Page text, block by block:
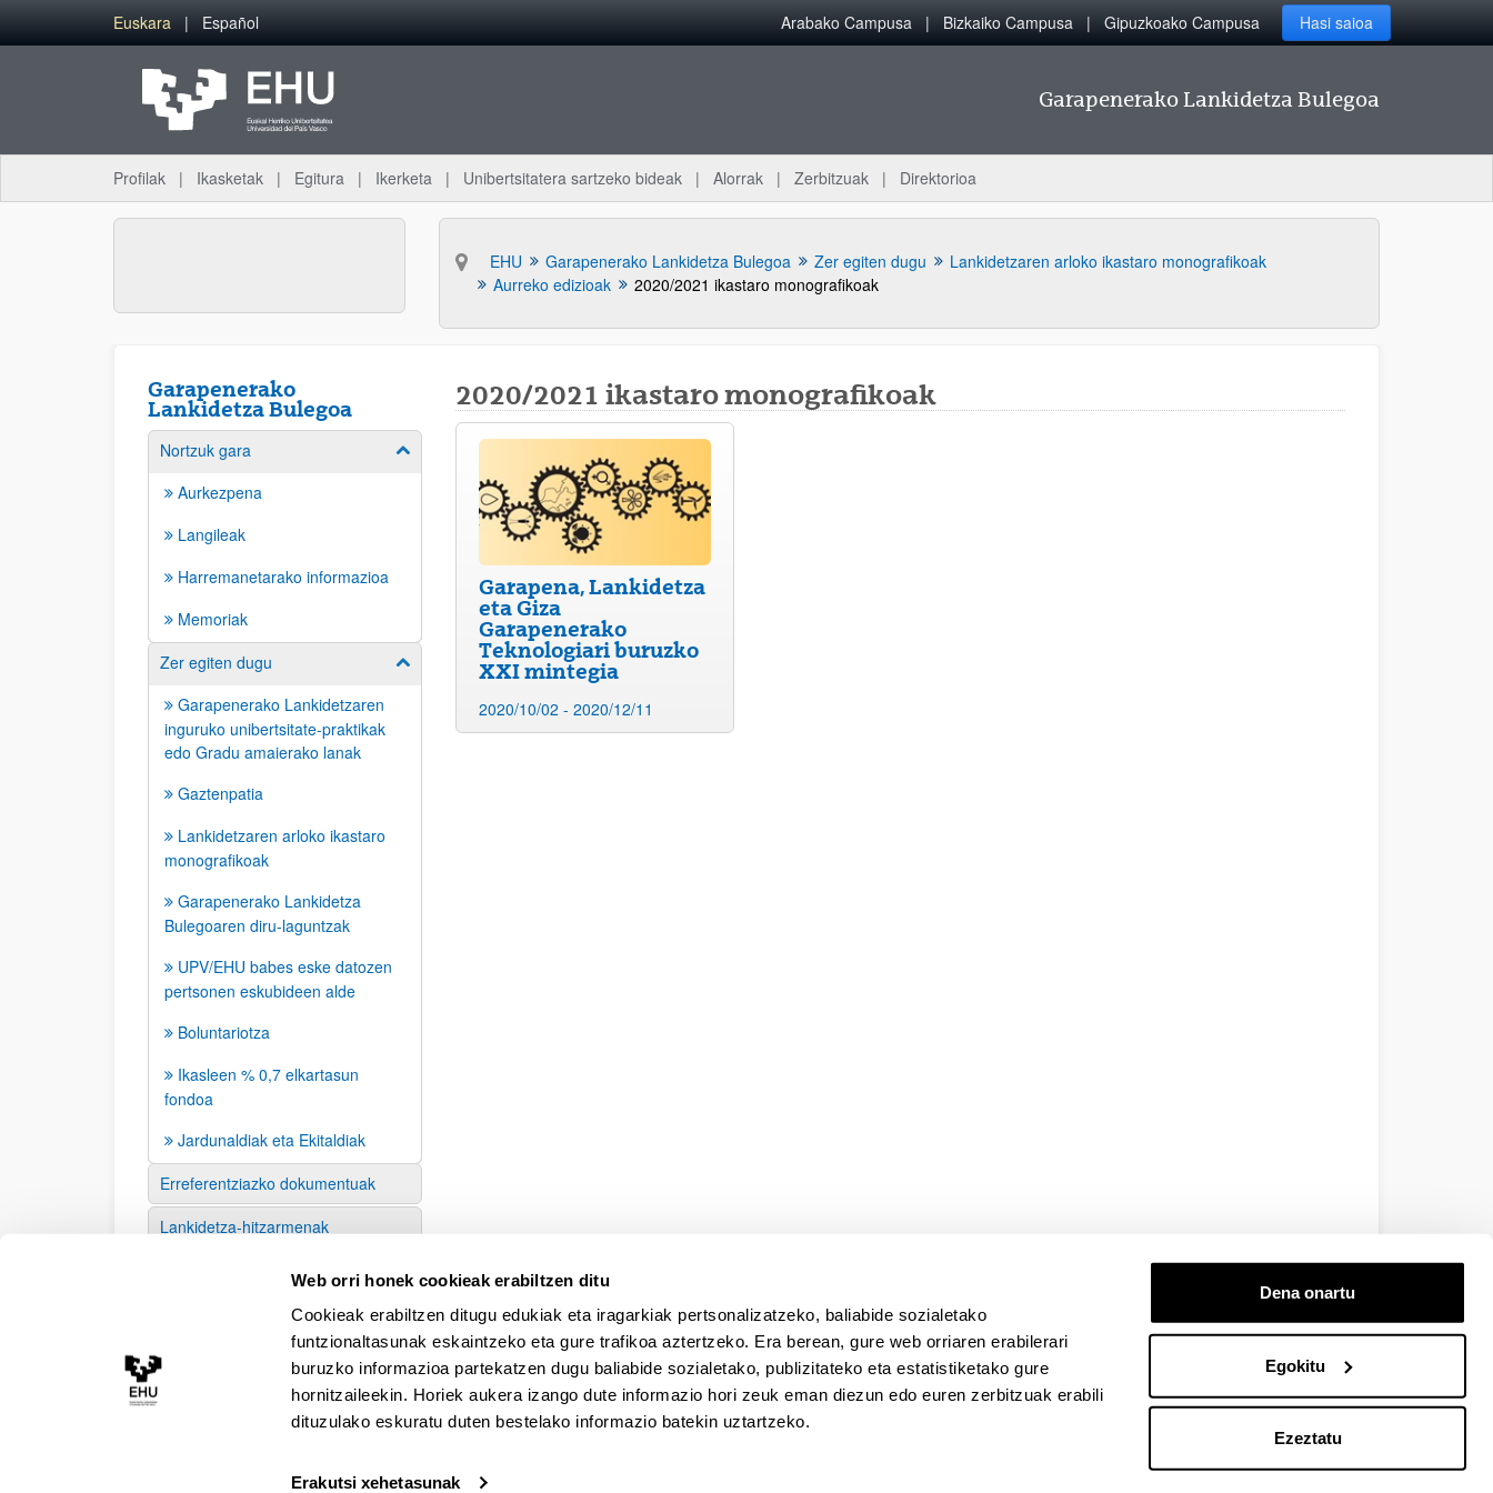
Web orri honek cookieak erabiltzen ditu
Cookieak erabiltzen ditugu edukiak eta iragarkiak pertsonalizatzeko, baliabide sozialetako
funtzionaltasunak eskaintzeko eta gure trafikoa aztertzeko. Era berean, gure web orriaren erabilerari
buruzko informazioa partekatzen dugu baliabide sozialetako, publizitateko eta estatistiketako gure
hornitzaileekin. Horiek aukera izango dute informazio hori zeuk eman diezun edo euren zerbitzuak erabili
dituzulako eskuratu duten bestelako informazio batekin uztartzeko.
Erakutsi xehetasunak
Dena onartu
Egokitu
Ezeztatu
Eduki nagusira joan
Euskara Español Arabako Campusa Bizkaiko Campusa Gipuzkoako Campusa Hasi saioa
Garapenerako Lankidetza Bulegoa
Profilak Ikasketak Egitura Ikerketa Unibertsitatera sartzeko bideak Alorrak Zerbitzuak Direktorioa
EHU Garapenerako Lankidetza Bulegoa Zer egiten dugu
Lankidetzaren arloko ikastaro monografikoak
Aurreko edizioak
2020/2021 ikastaro monografikoak
Garapenerako
Lankidetza Bulegoa
Nortzuk gara Erakutsi/izkutatu azpiorriak
Aurkezpena
Langileak
Harremanetarako informazioa
Memoriak
Zer egiten dugu
Erakutsi/izkutatu azpiorriak
Garapenerako Lankidetzaren
inguruko unibertsitate-praktikak
edo Gradu amaierako lanak
Gaztenpatia
Lankidetzaren arloko ikastaro
monografikoak
Garapenerako Lankidetza
Bulegoaren diru-laguntzak
UPV/EHU babes eske datozen
pertsonen eskubideen alde
Boluntariotza
Ikasleen % 0,7 elkartasun
fondoa
Jardunaldiak eta Ekitaldiak
Erreferentziazko dokumentuak
Lankidetza-hitzarmenak
2020/2021 ikastaro monografikoak
Garapena, Lankidetza
eta Giza
Garapenerako
Teknologiari buruzko
XXI mintegia
2020/10/02 - 2020/12/11